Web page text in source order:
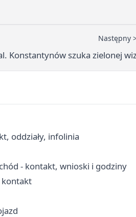
Następny
Konstantynów szuka zielonej
oddziały, infolinia
- kontakt, wnioski i godziny
kontakt